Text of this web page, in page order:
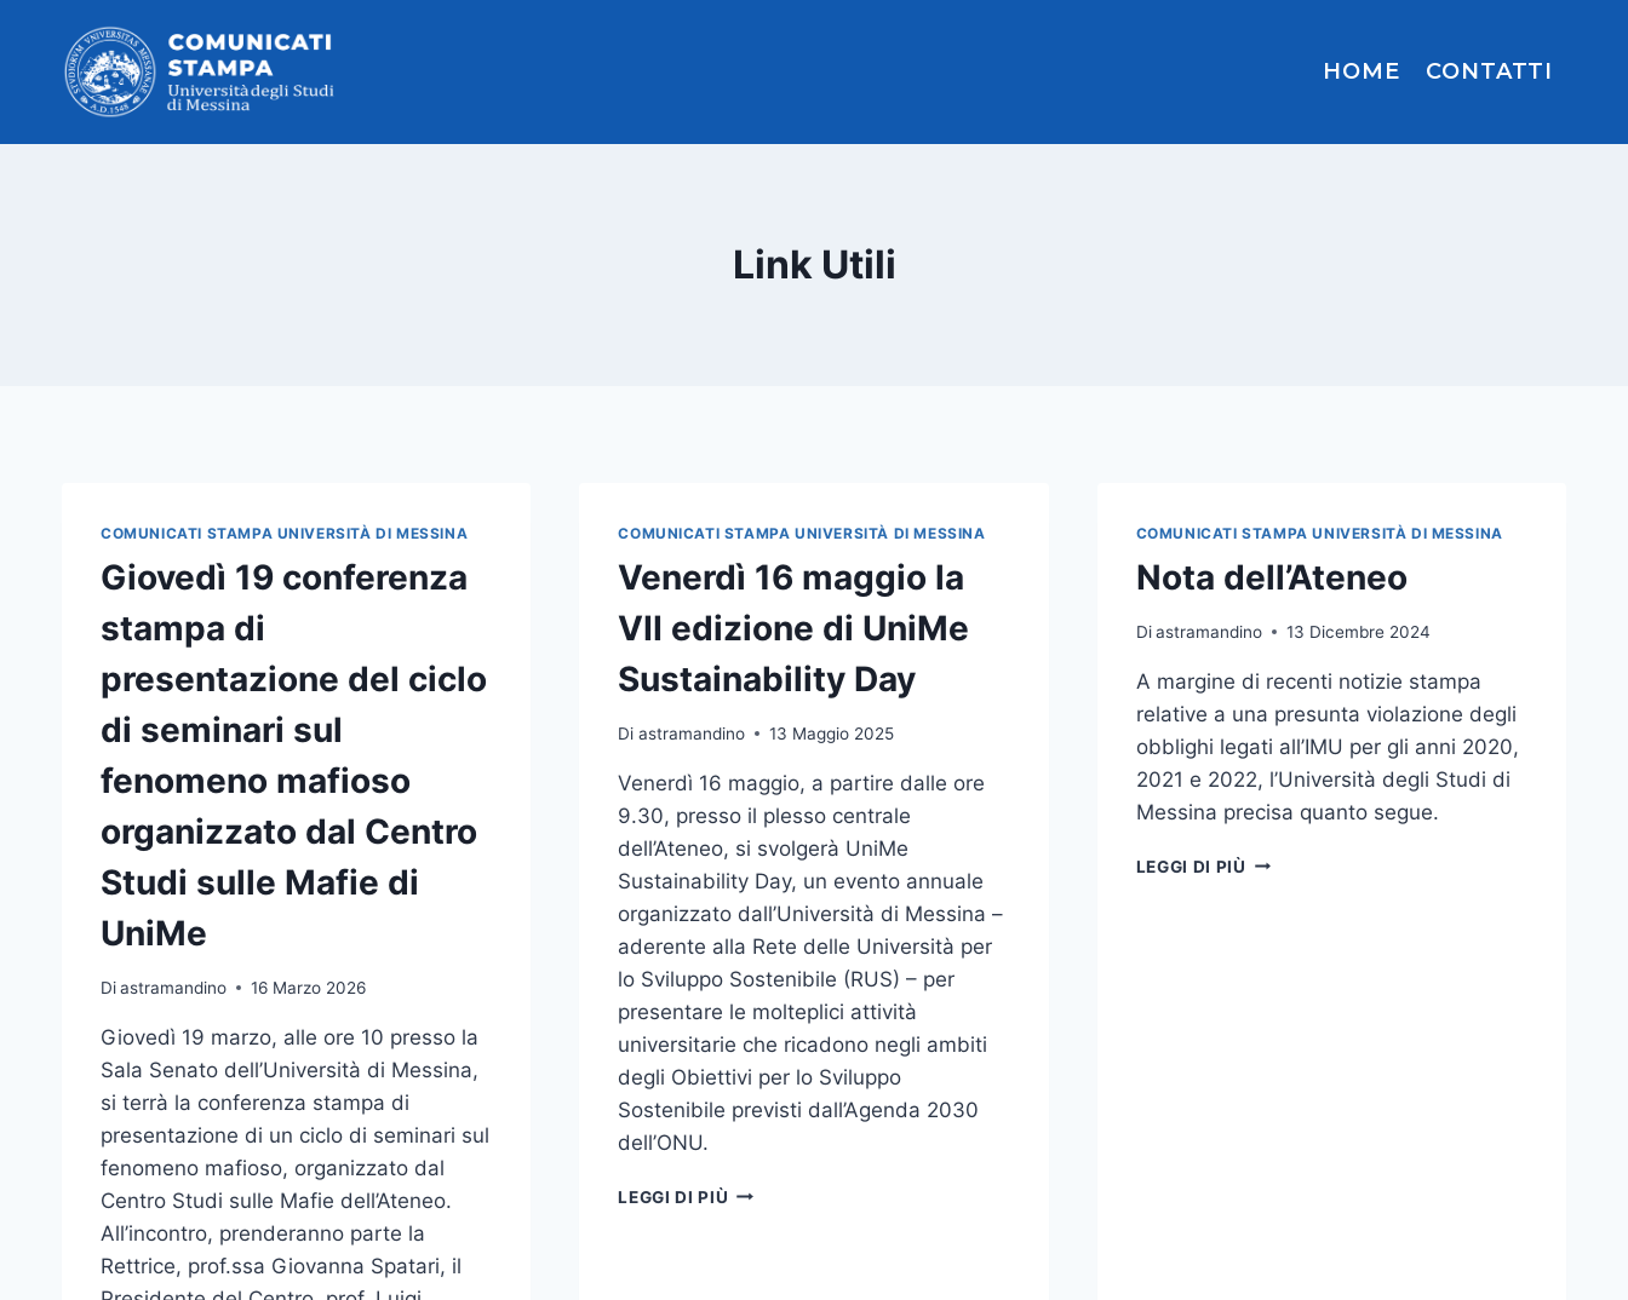
contenuto
HOME CONTATTI
Link Utili
COMUNICATI STAMPA UNIVERSITÀ DI MESSINA
Giovedì 19 conferenza
stampa di
presentazione del ciclo
di seminari sul
fenomeno mafioso
organizzato dal Centro
Studi sulle Mafie di
UniMe
Diastramandino 16 Marzo 2026
Giovedì 19 marzo, alle ore 10 presso la
Sala Senato dell’Università di Messina,
si terrà la conferenza stampa di
presentazione di un ciclo di seminari sul
fenomeno mafioso, organizzato dal
Centro Studi sulle Mafie dell’Ateneo.
All’incontro, prenderanno parte la
Rettrice, prof.ssa Giovanna Spatari, il
COMUNICATI STAMPA UNIVERSITÀ DI MESSINA
Venerdì 16 maggio la
VII edizione di UniMe
Sustainability Day
Di astramandino 13 Maggio 2025
Venerdì 16 maggio, a partire dalle ore
9.30, presso il plesso centrale
dell’Ateneo, si svolgerà UniMe
Sustainability Day, un evento annuale
organizzato dall’Università di Messina –
aderente alla Rete delle Università per
lo Sviluppo Sostenibile (RUS) – per
presentare le molteplici attività
universitarie che ricadono negli ambiti
degli Obiettivi per lo Sviluppo
Sostenibile previsti dall’Agenda 2030
dell’ONU.
LEGGI DI PIÙ VENERDÌ
COMUNICATI STAMPA UNIVERSITÀ DI MESSINA
Nota dell’Ateneo
Di astramandino 13 Dicembre 2024
A margine di recenti notizie stampa
relative a una presunta violazione degli
obblighi legati all’IMU per gli anni 2020,
2021 e 2022, l’Università degli Studi di
Messina precisa quanto segue.
LEGGI DI PIÙ NOTA